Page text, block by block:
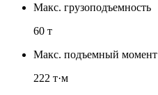
Макс. грузоподъемность
60 т
Макс. подъемный момент
222 т·м